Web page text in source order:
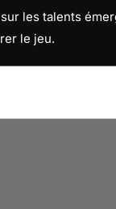
les talents
le jeu.